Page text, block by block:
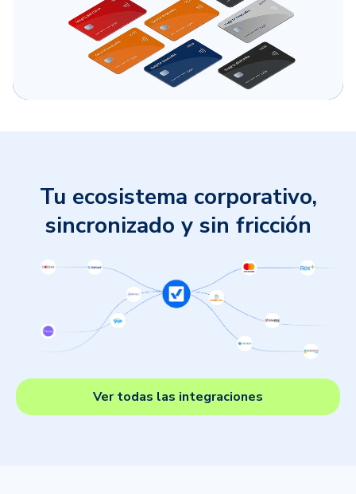
Tu ecosistema corporativo,
sincronizado y sin fricción
Ver todas las integraciones